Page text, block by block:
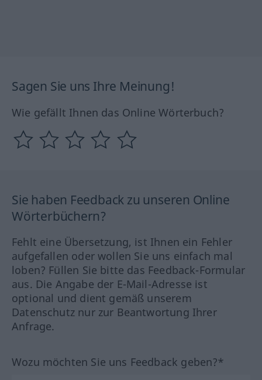
Sagen Sie uns Ihre Meinung!
Wie gefällt Ihnen das Online Wörterbuch?
Sie haben Feedback zu unseren Online
Wörterbüchern?
Fehlt eine Übersetzung, ist Ihnen ein Fehler
aufgefallen oder wollen Sie uns einfach mal
loben? Füllen Sie bitte das Feedback-Formular
aus. Die Angabe der E-Mail-Adresse ist
optional und dient gemäß unserem
Datenschutz nur zur Beantwortung Ihrer
Anfrage.
Wozu möchten Sie uns Feedback geben?*